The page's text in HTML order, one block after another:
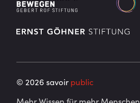
©2026 savoirpublic